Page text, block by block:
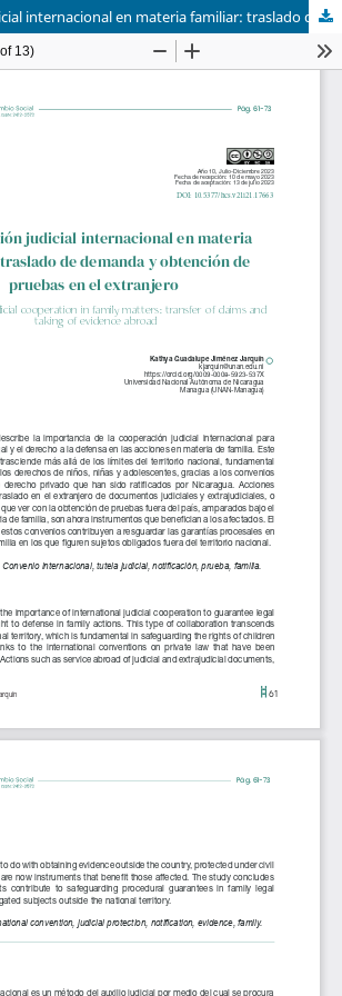
Cooperación judicial internacional en materia familiar: traslado de demanda y obtención de pruebas en el extranjero